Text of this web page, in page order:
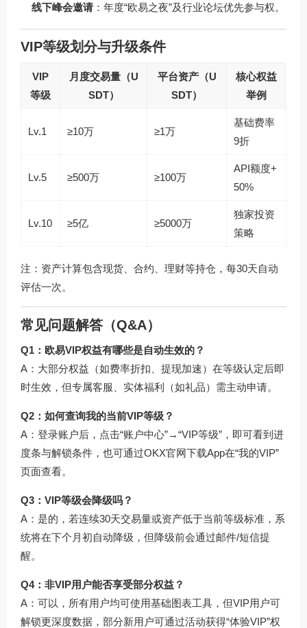
线下峰会邀请 ：年度“欧易之夜”及行业论坛优先参与权。
VIP等级划分与升级条件
VIP
等级
月度交易量（U
SDT）
平台资产（U
SDT）
核心权益
举例
Lv.1 ≥10万 ≥1万
基础费率
9折
Lv.5 ≥500万 ≥100万
API额度+
50%
Lv.10 ≥5亿 ≥5000万
独家投资
策略
注：资产计算包含现货、合约、理财等持仓，每30天自动
评估一次。
常见问题解答（Q&A）
Q1：欧易VIP权益有哪些是自动生效的？
A：大部分权益（如费率折扣、提现加速）在等级认定后即
时生效，但专属客服、实体福利（如礼品）需主动申请。
Q2：如何查询我的当前VIP等级？
A：登录账户后，点击“账户中心”→“VIP等级”，即可看到进
度条与解锁条件，也可通过OKX官网下载App在“我的VIP”
页面查看。
Q3：VIP等级会降级吗？
A：是的，若连续30天交易量或资产低于当前等级标准，系
统将在下个月初自动降级，但降级前会通过邮件/短信提
醒。
Q4：非VIP用户能否享受部分权益？
A：可以，所有用户均可使用基础图表工具，但VIP用户可
解锁更深度数据，部分新用户可通过活动获得“体验VIP”权